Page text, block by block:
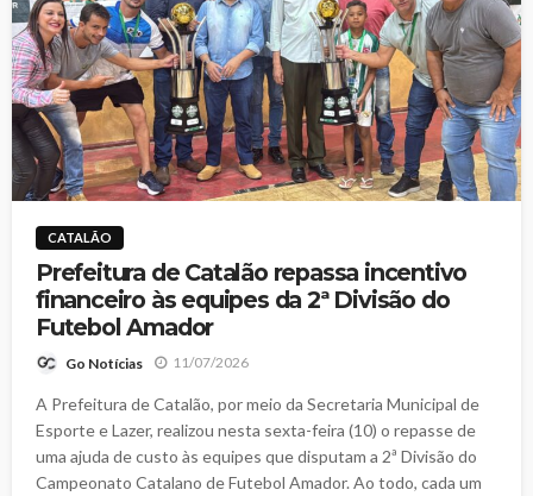
CATALÃO
Prefeitura de Catalão repassa incentivo
financeiro às equipes da 2ª Divisão do
Futebol Amador
Go Notícias 11/07/2026
A Prefeitura de Catalão, por meio da Secretaria Municipal de
Esporte e Lazer, realizou nesta sexta-feira (10) o repasse de
uma ajuda de custo às equipes que disputam a 2ª Divisão do
Campeonato Catalano de Futebol Amador. Ao todo, cada um